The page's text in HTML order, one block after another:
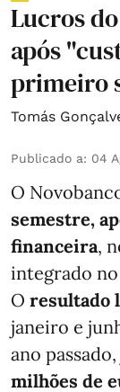
Lucros
após
primeiro
Tomás
Publicado a: 04
O
semestre,
financeira,
integrado no
O resultado
janeiro e
ano
milhões de